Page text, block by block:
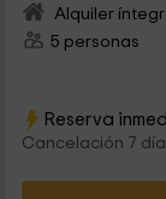
Alquiler
5 personas
Reserva
Cancelación 7